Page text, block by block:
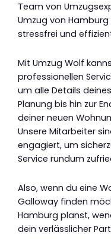
Team von
Umzug von
stressfrei und
Mit Umzug Wolf
professionellen
um alle Details
Planung bis hin zur
deiner neuen
Unsere Mitarbeiter
engagiert, um
Service rundum
Also, wenn du eine
Galloway finden
Hamburg planst,
dein verlässlicher